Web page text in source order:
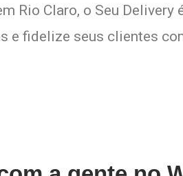
Rio Claro, o Seu Delivery
e fidelize seus clientes